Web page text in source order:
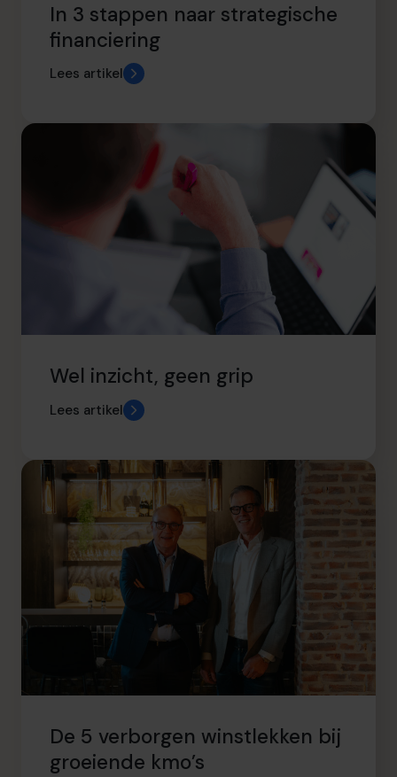
In 3 stappen naar strategische
financiering
Lees artikel
Wel inzicht, geen grip
Lees artikel
De 5 verborgen winstlekken bij
groeiende kmo’s